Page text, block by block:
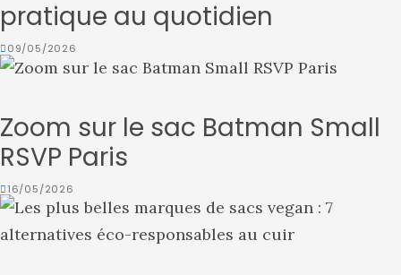
pratique au quotidien
09/05/2026
Zoom sur le sac Batman Small
RSVP Paris
16/05/2026